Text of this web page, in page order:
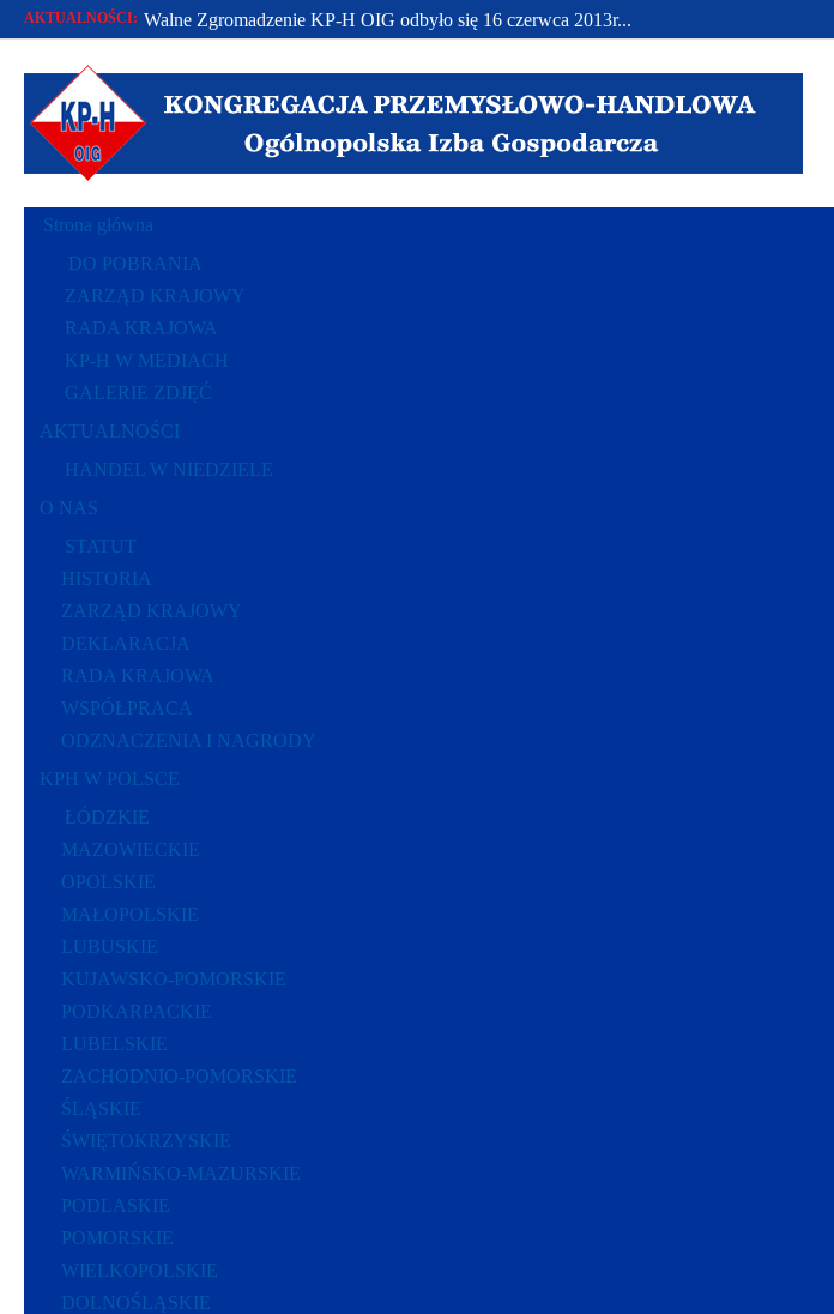
AKTUALNOŚCI: Walne Zgromadzenie KP-H OIG odbyło się 16 czerwca 2013r...
Od 2002 r. bronimy praw polskich przedsiębiorców...
Strona główna
DO POBRANIA
ZARZĄD KRAJOWY
RADA KRAJOWA
KP-H W MEDIACH
GALERIE ZDJĘĆ
AKTUALNOŚCI
HANDEL W NIEDZIELE
O NAS
STATUT
HISTORIA
ZARZĄD KRAJOWY
DEKLARACJA
RADA KRAJOWA
WSPÓŁPRACA
ODZNACZENIA I NAGRODY
KPH W POLSCE
ŁÓDZKIE
MAZOWIECKIE
OPOLSKIE
MAŁOPOLSKIE
LUBUSKIE
KUJAWSKO-POMORSKIE
PODKARPACKIE
LUBELSKIE
ZACHODNIO-POMORSKIE
ŚLĄSKIE
ŚWIĘTOKRZYSKIE
WARMIŃSKO-MAZURSKIE
PODLASKIE
POMORSKIE
WIELKOPOLSKIE
DOLNOŚLĄSKIE